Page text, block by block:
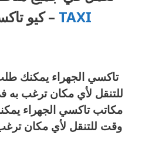
TAXI – كيو تاكسي
تاكسي الجهراء يمكنك
للتنقل لأي مكان ترغب به
مكاتب تاكسي الجهراء
وقت للتنقل لأي مكان